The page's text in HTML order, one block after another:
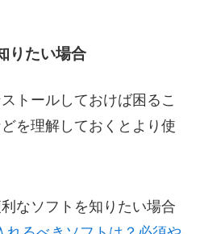
りたい場合
トールしておけば困るこ
を理解しておくとより使
なソフトを知りたい場合